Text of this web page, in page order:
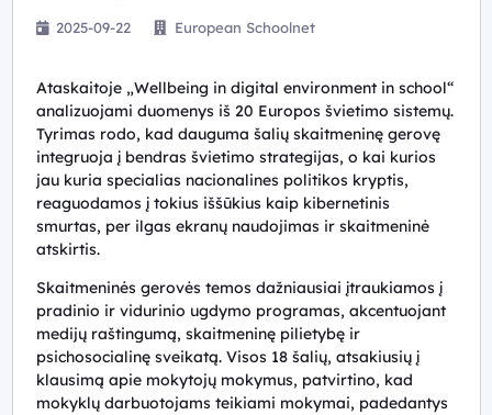
2025-09-22 European Schoolnet
Ataskaitoje „Wellbeing in digital environment in school“
analizuojami duomenys iš 20 Europos švietimo sistemų.
Tyrimas rodo, kad dauguma šalių skaitmeninę gerovę
integruoja į bendras švietimo strategijas, o kai kurios
jau kuria specialias nacionalines politikos kryptis,
reaguodamos į tokius iššūkius kaip kibernetinis
smurtas, per ilgas ekranų naudojimas ir skaitmeninė
atskirtis.
Skaitmeninės gerovės temos dažniausiai įtraukiamos į
pradinio ir vidurinio ugdymo programas, akcentuojant
medijų raštingumą, skaitmeninę pilietybę ir
psichosocialinę sveikatą. Visos 18 šalių, atsakiusių į
klausimą apie mokytojų mokymus, patvirtino, kad
mokyklų darbuotojams teikiami mokymai, padedantys